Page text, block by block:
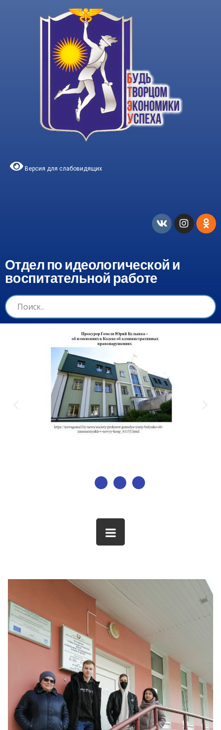
Версия для слабовидящих
Отдел по идеологической и
воспитательной работе